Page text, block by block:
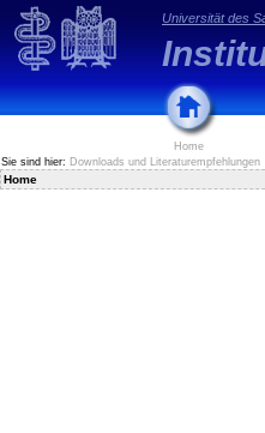
Universität des
Home
Sie sind hier: Downloads und Literaturempfehlungen
Home